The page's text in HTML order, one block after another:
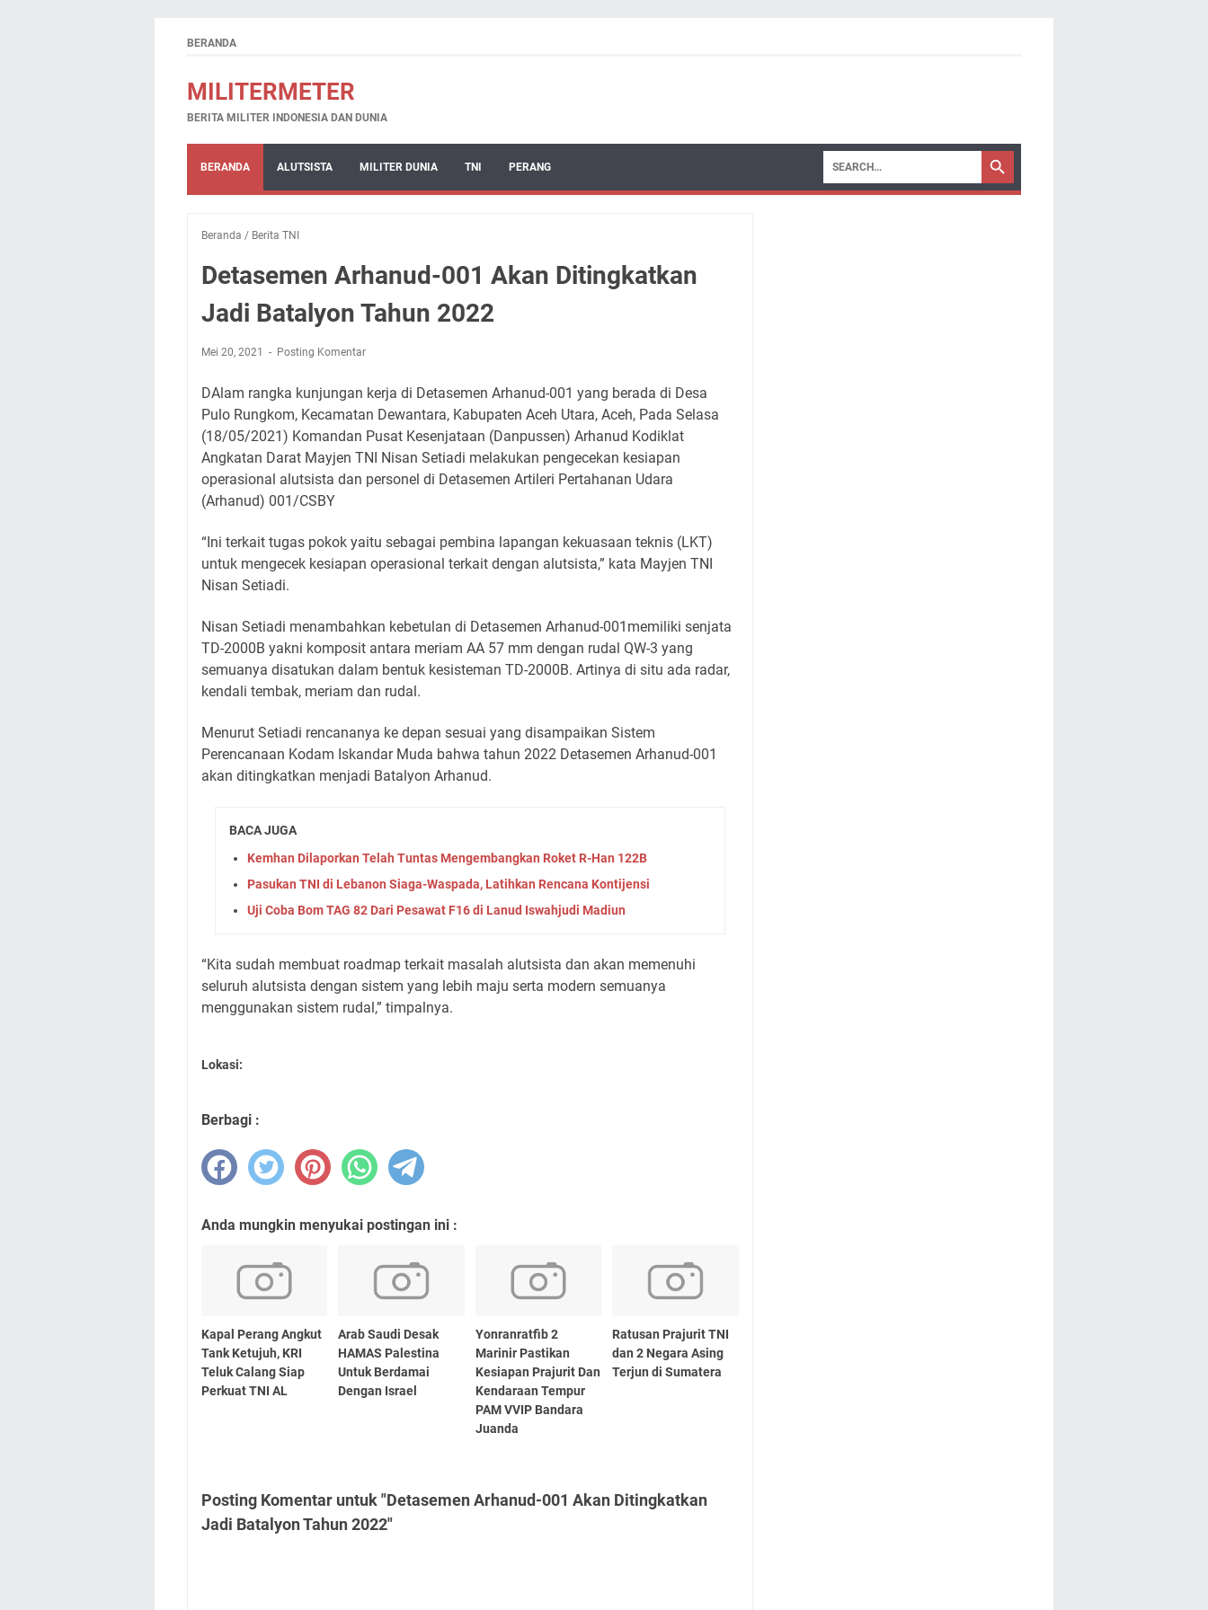
BERANDA
MILITERMETER
BERITA MILITER INDONESIA DAN DUNIA
BERANDA ALUTSISTA MILITER DUNIA TNI PERANG
Beranda / Berita TNI
Detasemen Arhanud-001 Akan Ditingkatkan
Jadi Batalyon Tahun 2022
Mei 20, 2021 Posting Komentar
DAlam rangka kunjungan kerja di Detasemen Arhanud-001 yang berada di Desa
Pulo Rungkom, Kecamatan Dewantara, Kabupaten Aceh Utara, Aceh, Pada Selasa
(18/05/2021) Komandan Pusat Kesenjataan (Danpussen) Arhanud Kodiklat
Angkatan Darat Mayjen TNI Nisan Setiadi melakukan pengecekan kesiapan
operasional alutsista dan personel di Detasemen Artileri Pertahanan Udara
(Arhanud) 001/CSBY
“Ini terkait tugas pokok yaitu sebagai pembina lapangan kekuasaan teknis (LKT)
untuk mengecek kesiapan operasional terkait dengan alutsista,” kata Mayjen TNI
Nisan Setiadi.
Nisan Setiadi menambahkan kebetulan di Detasemen Arhanud-001memiliki senjata
TD-2000B yakni komposit antara meriam AA 57 mm dengan rudal QW-3 yang
semuanya disatukan dalam bentuk kesisteman TD-2000B. Artinya di situ ada radar,
kendali tembak, meriam dan rudal.
Menurut Setiadi rencananya ke depan sesuai yang disampaikan Sistem
Perencanaan Kodam Iskandar Muda bahwa tahun 2022 Detasemen Arhanud-001
akan ditingkatkan menjadi Batalyon Arhanud.
BACA JUGA
Kemhan Dilaporkan Telah Tuntas Mengembangkan Roket R-Han 122B
Pasukan TNI di Lebanon Siaga-Waspada, Latihkan Rencana Kontijensi
Uji Coba Bom TAG 82 Dari Pesawat F16 di Lanud Iswahjudi Madiun
“Kita sudah membuat roadmap terkait masalah alutsista dan akan memenuhi
seluruh alutsista dengan sistem yang lebih maju serta modern semuanya
menggunakan sistem rudal,” timpalnya.
Lokasi:
Berbagi :
Anda mungkin menyukai postingan ini :
Kapal Perang Angkut
Tank Ketujuh, KRI
Teluk Calang Siap
Perkuat TNI AL
Arab Saudi Desak
HAMAS Palestina
Untuk Berdamai
Dengan Israel
Yonranratfib 2
Marinir Pastikan
Kesiapan Prajurit Dan
Kendaraan Tempur
PAM VVIP Bandara
Juanda
Ratusan Prajurit TNI
dan 2 Negara Asing
Terjun di Sumatera
Posting Komentar untuk "Detasemen Arhanud-001 Akan Ditingkatkan
Jadi Batalyon Tahun 2022"